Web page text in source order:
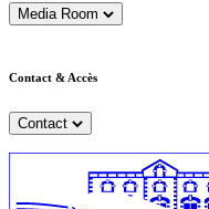
Media Room
Contact & Accès
Contact